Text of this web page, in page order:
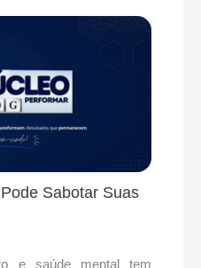
Sabotar Suas
e saúde mental tem